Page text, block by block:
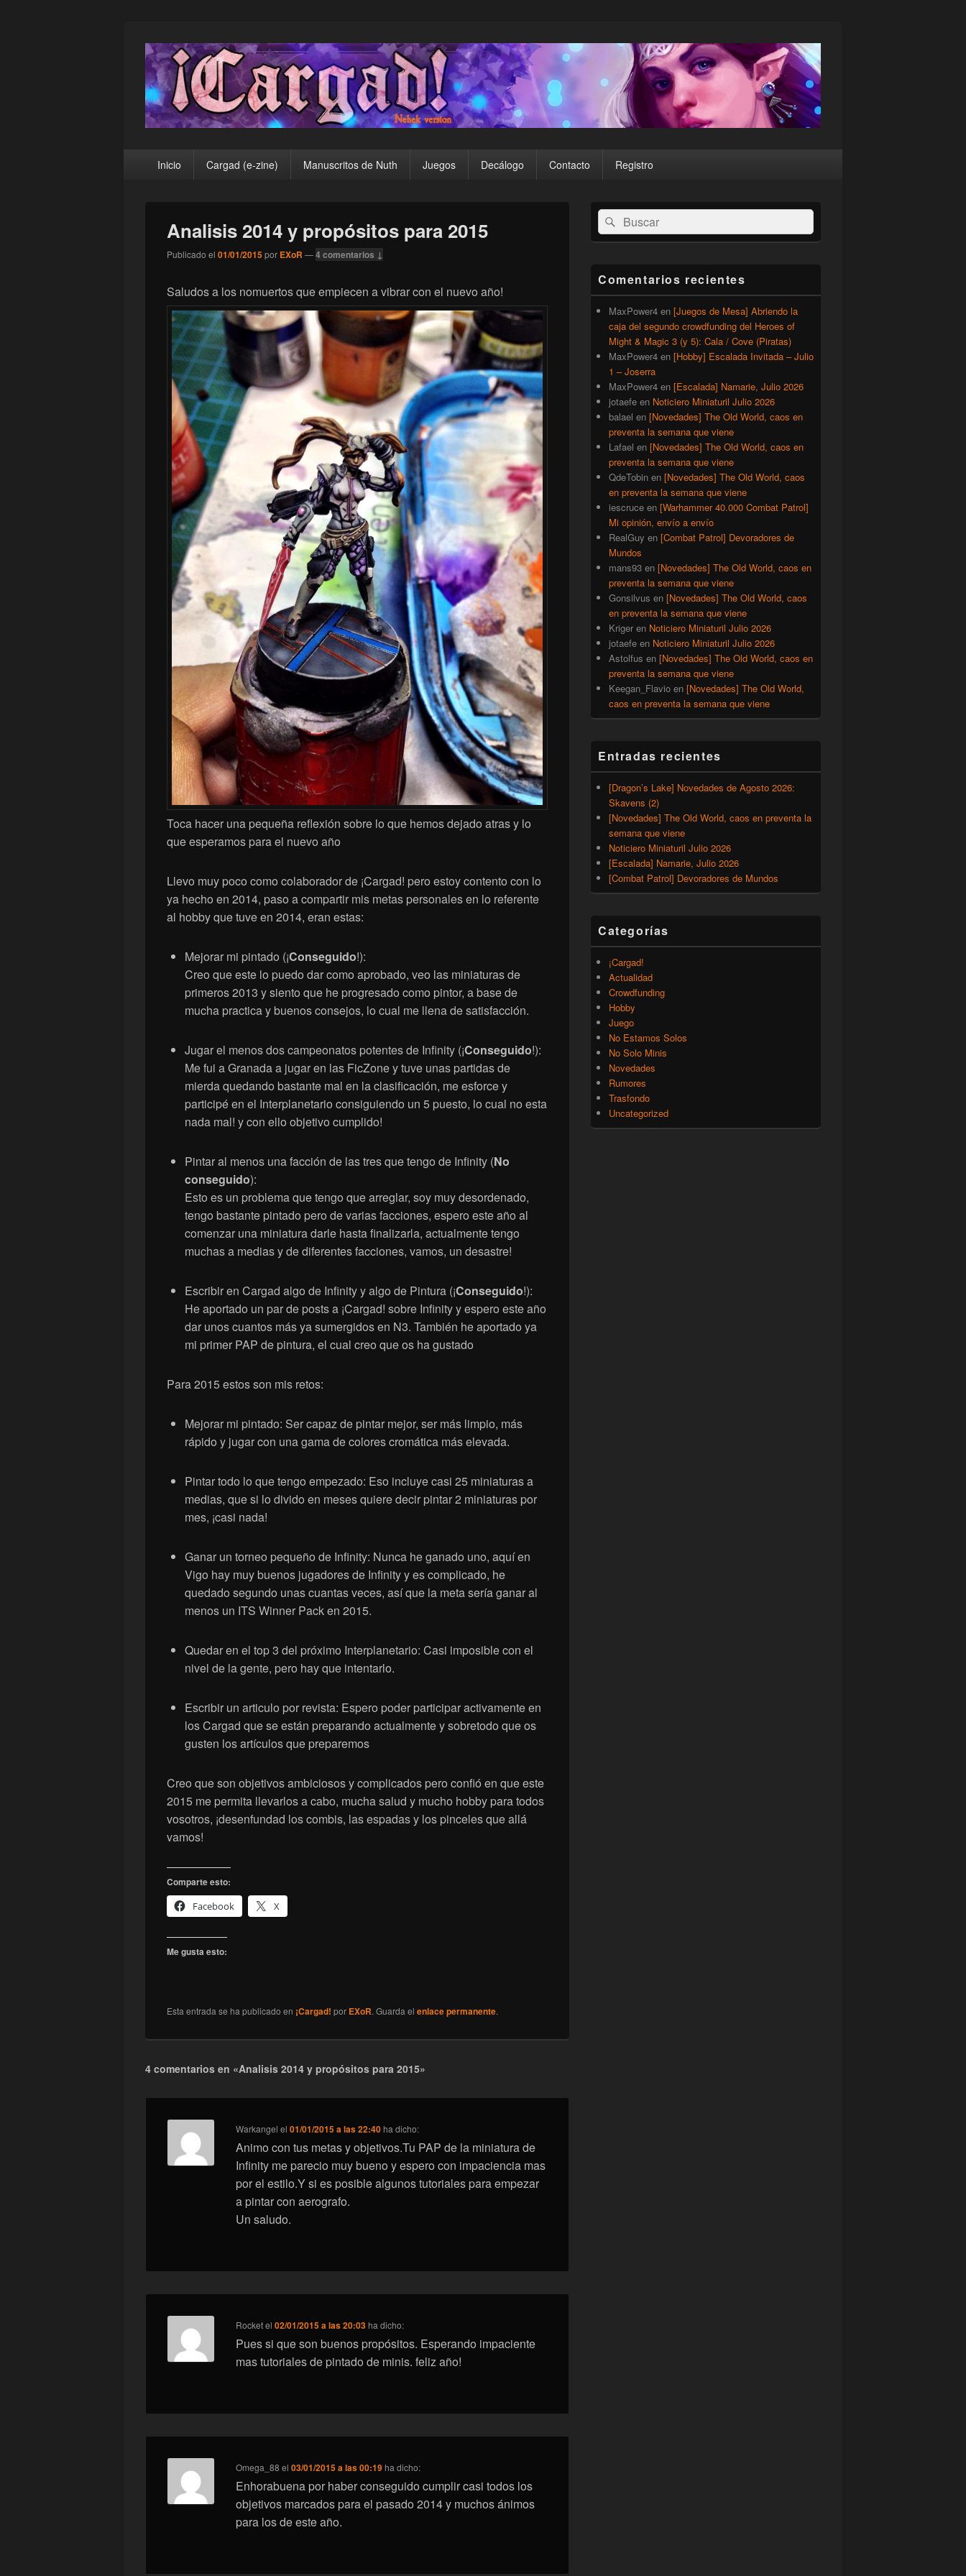
¡Cargad!
principalInicio Cargad (e-zine) Manuscritos de Nuth Juegos Decálogo Contacto Registro
Analisis 2014 y propósitos para 2015
Publicado el 01/01/2015por EXoR —4 comentarios ↓
Saludos a los nomuertos que empiecen a vibrar con el nuevo año!
Toca hacer una pequeña reflexión sobre lo que hemos dejado atras y lo
que esperamos para el nuevo año
Llevo muy poco como colaborador de ¡Cargad! pero estoy contento con lo
ya hecho en 2014, paso a compartir mis metas personales en lo referente
al hobby que tuve en 2014, eran estas:
Mejorar mi pintado (¡Conseguido!):
Creo que este lo puedo dar como aprobado, veo las miniaturas de
primeros 2013 y siento que he progresado como pintor, a base de
mucha practica y buenos consejos, lo cual me llena de satisfacción.
Jugar el menos dos campeonatos potentes de Infinity (¡Conseguido!):
Me fui a Granada a jugar en las FicZone y tuve unas partidas de
mierda quedando bastante mal en la clasificación, me esforce y
participé en el Interplanetario consiguiendo un 5 puesto, lo cual no esta
nada mal! y con ello objetivo cumplido!
Pintar al menos una facción de las tres que tengo de Infinity (No
conseguido):
Esto es un problema que tengo que arreglar, soy muy desordenado,
tengo bastante pintado pero de varias facciones, espero este año al
comenzar una miniatura darle hasta finalizarla, actualmente tengo
muchas a medias y de diferentes facciones, vamos, un desastre!
Escribir en Cargad algo de Infinity y algo de Pintura (¡Conseguido!):
He aportado un par de posts a ¡Cargad! sobre Infinity y espero este año
dar unos cuantos más ya sumergidos en N3. También he aportado ya
mi primer PAP de pintura, el cual creo que os ha gustado
Para 2015 estos son mis retos:
Mejorar mi pintado: Ser capaz de pintar mejor, ser más limpio, más
rápido y jugar con una gama de colores cromática más elevada.
Pintar todo lo que tengo empezado: Eso incluye casi 25 miniaturas a
medias, que si lo divido en meses quiere decir pintar 2 miniaturas por
mes, ¡casi nada!
Ganar un torneo pequeño de Infinity: Nunca he ganado uno, aquí en
Vigo hay muy buenos jugadores de Infinity y es complicado, he
quedado segundo unas cuantas veces, así que la meta sería ganar al
menos un ITS Winner Pack en 2015.
Quedar en el top 3 del próximo Interplanetario: Casi imposible con el
nivel de la gente, pero hay que intentarlo.
Escribir un articulo por revista: Espero poder participar activamente en
los Cargad que se están preparando actualmente y sobretodo que os
gusten los artículos que preparemos
Creo que son objetivos ambiciosos y complicados pero confió en que este
2015 me permita llevarlos a cabo, mucha salud y mucho hobby para todos
vosotros, ¡desenfundad los combis, las espadas y los pinceles que allá
vamos!
Comparte esto:
Facebook
X
Me gusta esto:
Esta entrada se ha publicado en ¡Cargad! por EXoR. Guarda el enlace permanente.
4 comentarios en «Analisis 2014 y propósitos para 2015»
Warkangel el01/01/2015 a las 22:40ha dicho:
Animo con tus metas y objetivos.Tu PAP de la miniatura de
Infinity me parecio muy bueno y espero con impaciencia mas
por el estilo.Y si es posible algunos tutoriales para empezar
a pintar con aerografo.
Un saludo.
Rocketel02/01/2015 a las 20:03ha dicho:
Pues si que son buenos propósitos. Esperando impaciente
mas tutoriales de pintado de minis. feliz año!
Omega_88 el03/01/2015 a las 00:19ha dicho:
Enhorabuena por haber conseguido cumplir casi todos los
objetivos marcados para el pasado 2014 y muchos ánimos
para los de este año.
El
área
de
lateral
primaria
Buscar
por:
Buscar
Comentarios recientes
MaxPower4 en [Juegos de Mesa] Abriendo la
caja del segundo crowdfunding del Heroes of
Might & Magic 3 (y 5): Cala / Cove (Piratas)
MaxPower4 en [Hobby] Escalada Invitada – Julio
1 – Joserra
MaxPower4 en [Escalada] Namarie, Julio 2026
jotaefe en Noticiero Miniaturil Julio 2026
balael en [Novedades] The Old World, caos en
preventa la semana que viene
Lafael en [Novedades] The Old World, caos en
preventa la semana que viene
QdeTobin en [Novedades] The Old World, caos
en preventa la semana que viene
iescruce en [Warhammer 40.000 Combat Patrol]
Mi opinión, envío a envío
RealGuy en [Combat Patrol] Devoradores de
Mundos
mans93 en [Novedades] The Old World, caos en
preventa la semana que viene
Gonsilvus en [Novedades] The Old World, caos
en preventa la semana que viene
Kriger en Noticiero Miniaturil Julio 2026
jotaefe en Noticiero Miniaturil Julio 2026
Astolfus en [Novedades] The Old World, caos en
preventa la semana que viene
Keegan_Flavio en [Novedades] The Old World,
caos en preventa la semana que viene
Entradas recientes
[Dragon’s Lake] Novedades de Agosto 2026:
Skavens (2)
[Novedades] The Old World, caos en preventa la
semana que viene
Noticiero Miniaturil Julio 2026
[Escalada] Namarie, Julio 2026
[Combat Patrol] Devoradores de Mundos
Categorías
¡Cargad!
Actualidad
Crowdfunding
Hobby
Juego
No Estamos Solos
No Solo Minis
Novedades
Rumores
Trasfondo
Uncategorized